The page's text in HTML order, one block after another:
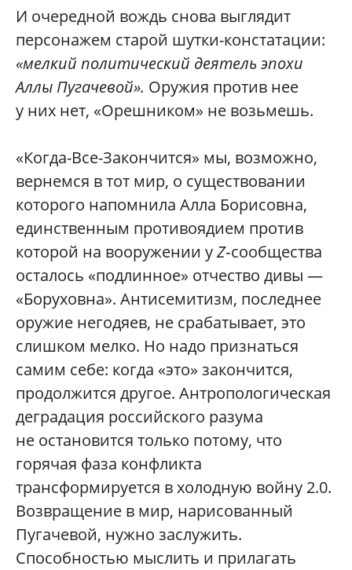
И очередной вождь снова выглядит
персонажем старой шутки-констатации:
«мелкий политический деятель эпохи
Аллы Пугачевой». Оружия против нее
у них нет, «Орешником» не возьмешь.
«Когда-Все-Закончится» мы, возможно,
вернемся в тот мир, о существовании
которого напомнила Алла Борисовна,
единственным противоядием против
которой на вооружении уZ‑сообщества
осталось «подлинное» отчество дивы —
«Боруховна». Антисемитизм, последнее
оружие негодяев, не срабатывает, это
слишком мелко. Но надо признаться
самим себе: когда «это» закончится,
продолжится другое. Антропологическая
деградация российского разума
не остановится только потому, что
горячая фаза конфликта
трансформируется в холодную войну 2.0.
Возвращение в мир, нарисованный
Пугачевой, нужно заслужить.
Способностью мыслить и прилагать